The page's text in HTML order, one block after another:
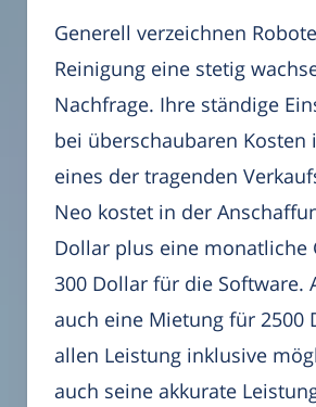
Generell verzeichnen
Reinigung eine stetig
Nachfrage. Ihre ständige
bei überschaubaren Kosten
eines der tragenden
Neo kostet in der
Dollar plus eine monatliche
300 Dollar für die Software.
auch eine Mietung für 2500
allen Leistung inklusive
auch seine akkurate